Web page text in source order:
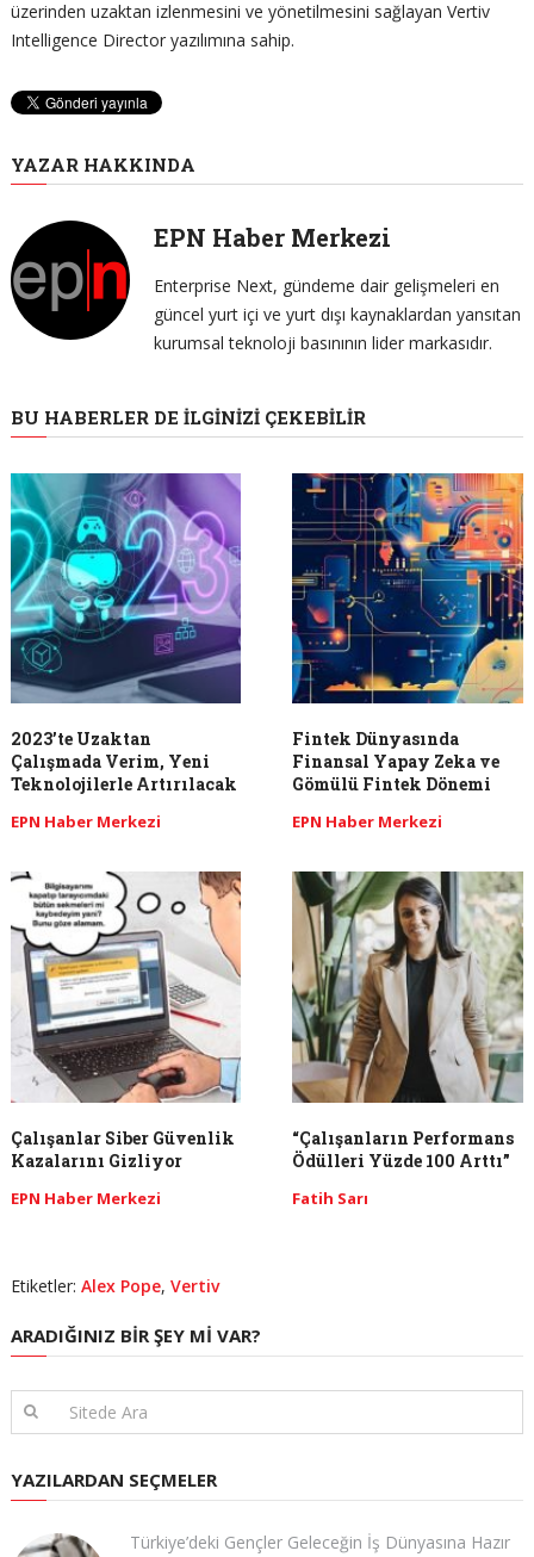
üzerinden uzaktan izlenmesini ve yönetilmesini sağlayan Vertiv
Intelligence Director yazılımına sahip.
YAZAR HAKKINDA
EPN Haber Merkezi
Enterprise Next, gündeme dair gelişmeleri en
güncel yurt içi ve yurt dışı kaynaklardan yansıtan
kurumsal teknoloji basınının lider markasıdır.
BU HABERLER DE İLGINIZI ÇEKEBILIR
2023’te Uzaktan
Çalışmada Verim, Yeni
Teknolojilerle Artırılacak
EPN Haber Merkezi
Fintek Dünyasında
Finansal Yapay Zeka ve
Gömülü Fintek Dönemi
EPN Haber Merkezi
Çalışanlar Siber Güvenlik
Kazalarını Gizliyor
EPN Haber Merkezi
“Çalışanların Performans
Ödülleri Yüzde 100 Arttı”
Fatih Sarı
Etiketler: Alex Pope, Vertiv
ARADIĞINIZ BIR ŞEY MI VAR?
YAZILARDAN SEÇMELER
Türkiye’deki Gençler Geleceğin İş Dünyasına Hazır